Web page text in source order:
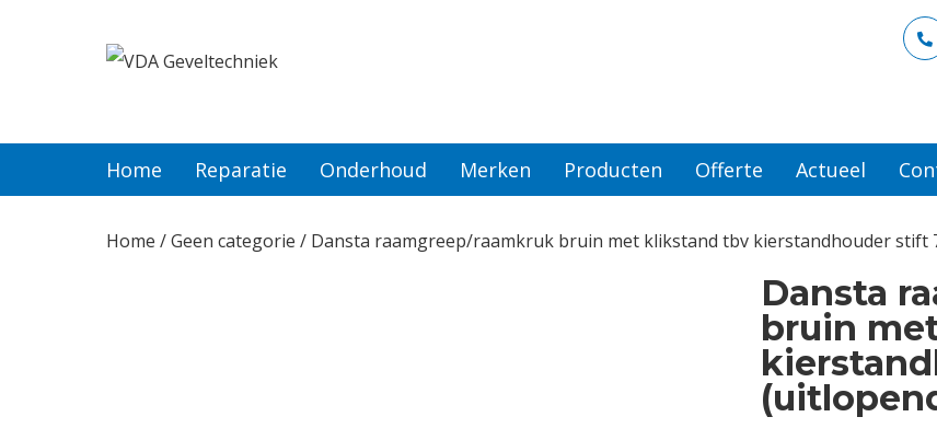
Home Reparatie Onderhoud Merken Producten Offerte Actueel
Home /Geen categorie / Dansta raamgreep/raamkruk bruin met klikstand tbv kierstandhouder stift
Dansta
bruin